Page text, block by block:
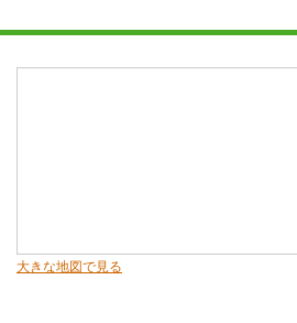
大きな地図で見る